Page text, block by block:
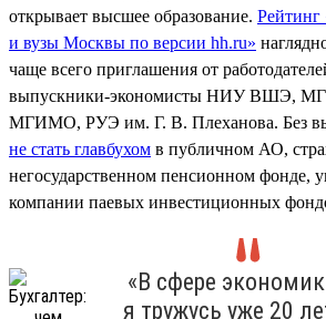
открывает высшее образование. Рейтинг
и вузы Москвы по версии hh.ru»
чаще всего приглашения от
выпускники-экономисты НИУ ВШЭ,
МГИМО, РУЭ им. Г. В. Плеханова. Без
не стать главбухом в публичном АО,
негосударственном пенсионном фонде,
компании паевых инвестиционных
«В сфере
я тружусь уже 20